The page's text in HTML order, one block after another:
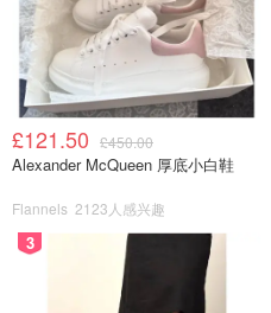
£121.50 £450.00
Alexander McQueen 厚底小白鞋
Flannels 2123人感兴趣
3